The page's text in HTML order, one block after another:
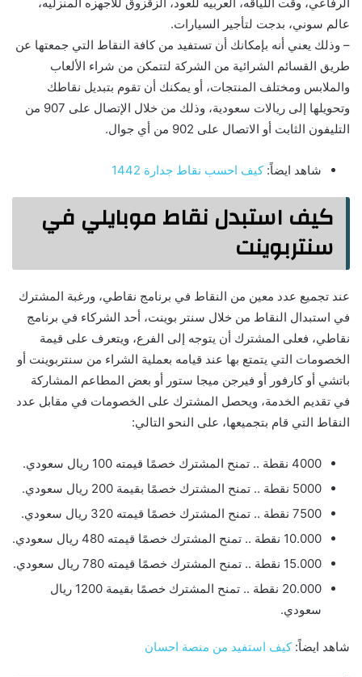
عالم سوني، بدجت لتأجير السيارات.
– وذلك يعني أنه بإمكانك أن تستفيد من كافة النقاط التي جمعتها عن
طريق القسائم الشرائية من الشركة لتتمكن من شراء الألعاب
والملابس ومختلف المنتجات، أو يمكنك أن تقوم بتبديل نقاطك
وتحويلها إلى ريالات سعودية، وذلك من خلال الإتصال على 907 من
التليفون الثابت أو الاتصال على 902 من أي جوال.
شاهد ايضاً:كيف احسب نقاط جدارة 1442
كيف استبدل نقاط موبايلي في
سنتربوينت
عند تجميع عدد معين من النقاط في برنامج نقاطي، ورغبة المشترك
في استبدال النقاط من خلال سنتر بوينت، أحد الشركاء في برنامج
نقاطي، فعلى المشترك أن يتوجه إلى الفرع، ويتعرف على قيمة
الخصومات التي يتمتع بها عند قيامه بعملية الشراء من سنتربوينت أو
باتشي أو كارفور أو فيرجن ميجا ستور أو بعض المطاعم المشاركة
في تقديم الخدمة، ويحصل المشترك على الخصومات في مقابل عدد
النقاط التي قام بتجميعها، على النحو التالي:
4000 نقطة .. تمنح المشترك خصمًا قيمته 100 ريال سعودي.
5000 نقطة .. تمنح المشترك خصمًا بقيمة 200 ريال سعودي.
7500 نقطة .. تمنح المشترك خصمًا قيمته 320 ريال سعودي.
10.000 نقطة .. تمنح المشترك خصمًا قيمته 480 ريال سعودي.
15.000 نقطة .. تمنح المشترك خصمًا قيمته 780 ريال سعودي.
20.000 نقطة .. تمنح المشترك خصمًا بقيمة 1200 ريال
سعودي.
شاهد ايضاً:كيف استفيد من منصة احسان